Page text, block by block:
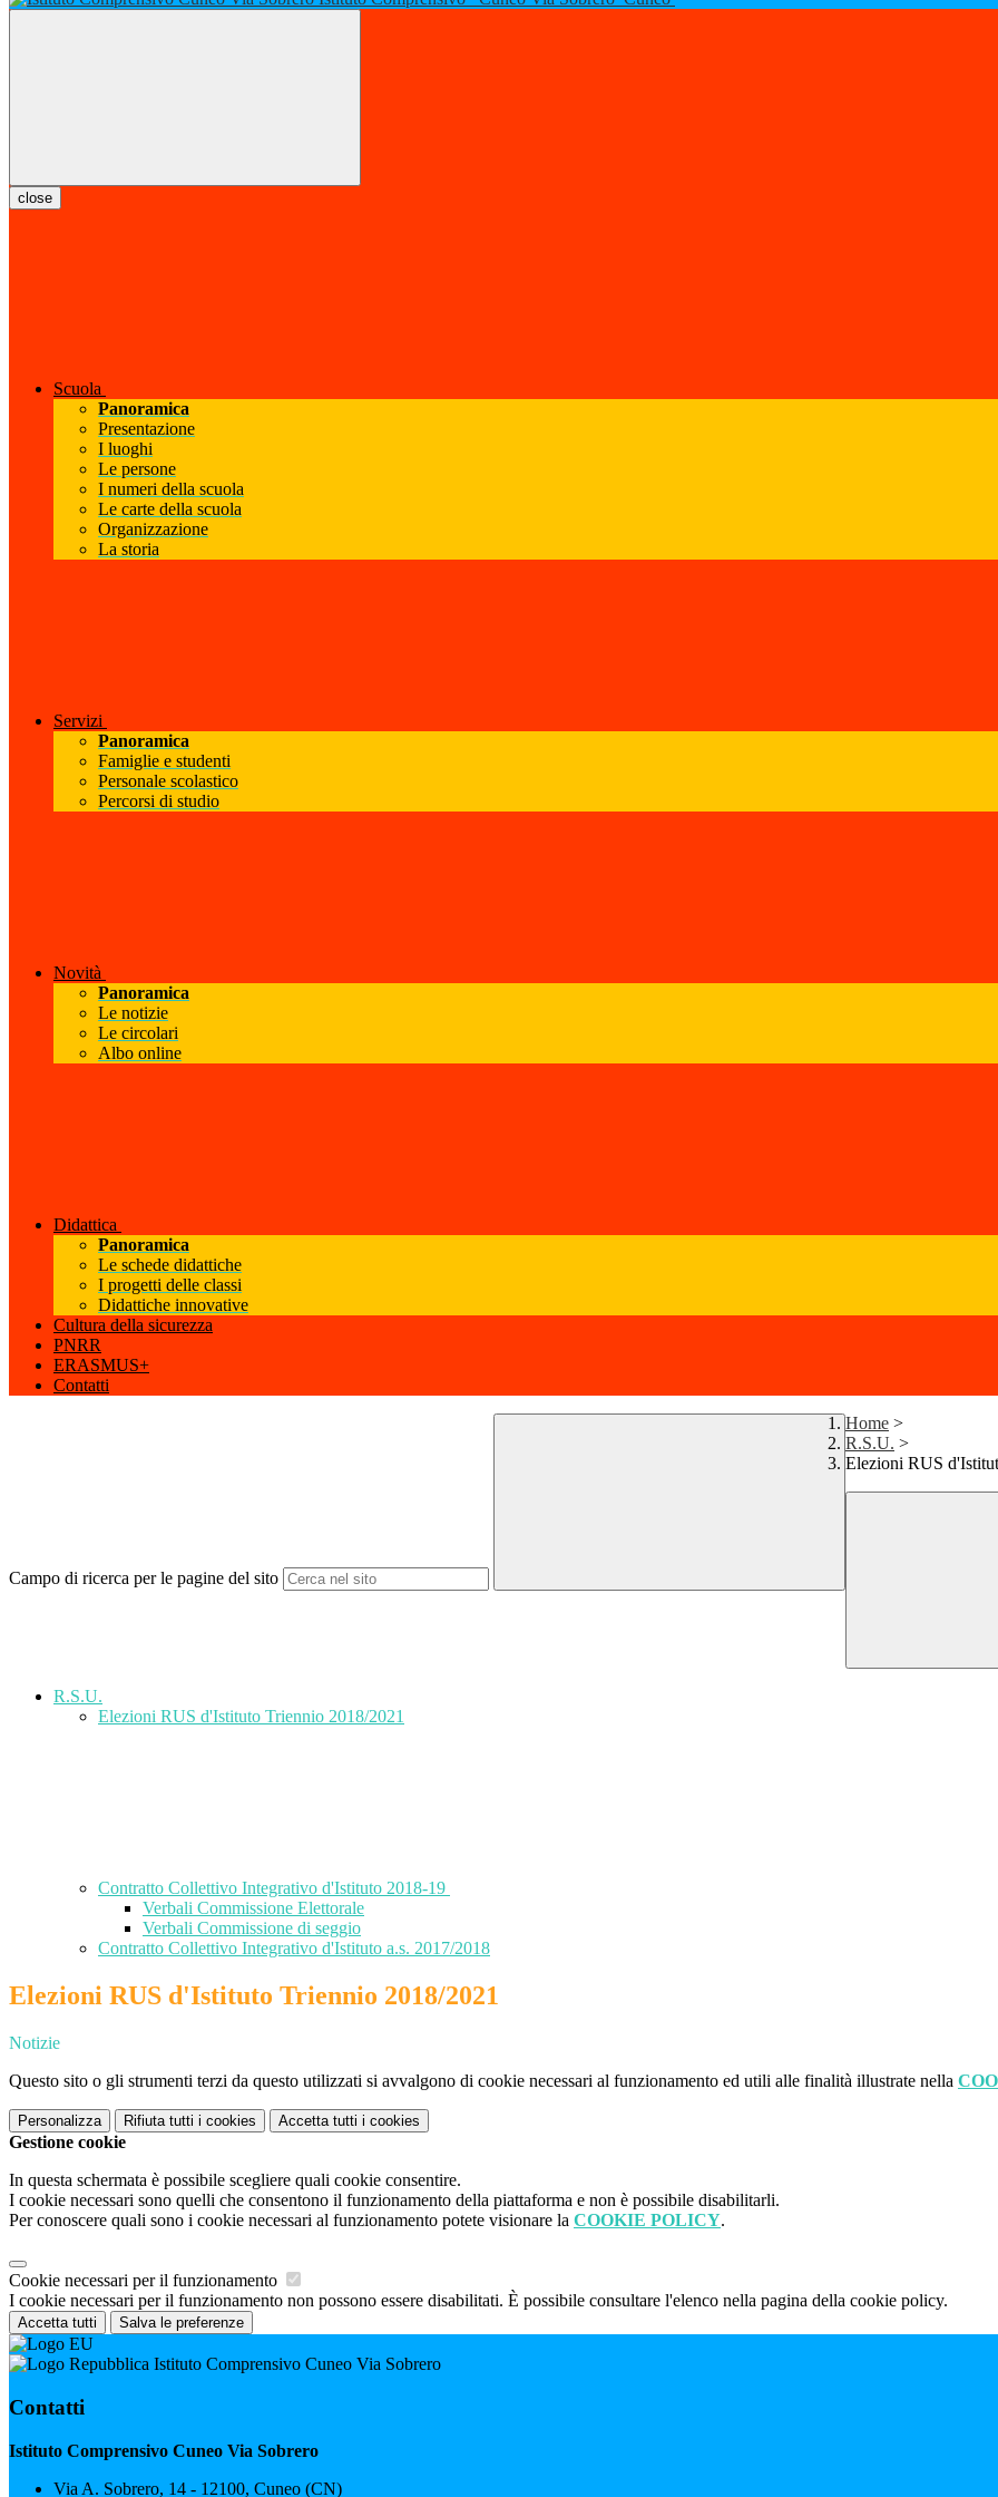
close
Scuola
Panoramica
Presentazione
I luoghi
Le persone
I numeri della scuola
Le carte della scuola
Organizzazione
La storia
Servizi
Panoramica
Famiglie e studenti
Personale scolastico
Percorsi di studio
Novità
Panoramica
Le notizie
Le circolari
Albo online
Didattica
Panoramica
Le schede didattiche
I progetti delle classi
Didattiche innovative
Cultura della sicurezza
PNRR
ERASMUS+
Contatti
Campo di ricerca per le pagine del sito
Home >
R.S.U. >
Elezioni RUS
R.S.U.
Elezioni RUS d'Istituto Triennio 2018/2021
Contratto Collettivo Integrativo d'Istituto 2018-19
Verbali Commissione Elettorale
Verbali Commissione di seggio
Contratto Collettivo Integrativo d'Istituto a.s. 2017/2018
Elezioni RUS d'Istituto Triennio 2018/2021
Notizie
Questo sito o gli strumenti terzi da questo utilizzati si avvalgono di cookie necessari al funzionamento ed utili alle finalità illustrate nella
Personalizza Rifiuta tutti i cookies Accetta tutti i cookies
Gestione cookie
In questa schermata è possibile scegliere quali cookie consentire.
I cookie necessari sono quelli che consentono il funzionamento della piattaforma e non è possibile disabilitarli.
Per conoscere quali sono i cookie necessari al funzionamento potete visionare la COOKIE POLICY.
Cookie necessari per il funzionamento
I cookie necessari per il funzionamento non possono essere disabilitati. È possibile consultare l'elenco nella pagina della cookie policy.
Accetta tutti Salva le preferenze
Istituto Comprensivo Cuneo Via Sobrero
Contatti
Istituto Comprensivo Cuneo Via Sobrero
Via A. Sobrero, 14 - 12100, Cuneo (CN)